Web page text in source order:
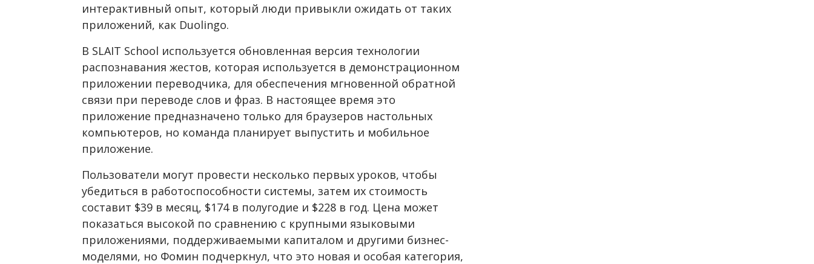
интерактивный опыт, который люди привыкли ожидать от таких
приложений, как Duolingo.
В SLAIT School используется обновленная версия технологии
распознавания жестов, которая используется в демонстрационном
приложении переводчика, для обеспечения мгновенной обратной
связи при переводе слов и фраз. В настоящее время это
приложение предназначено только для браузеров настольных
компьютеров, но команда планирует выпустить и мобильное
приложение.
Пользователи могут провести несколько первых уроков, чтобы
убедиться в работоспособности системы, затем их стоимость
составит $39 в месяц, $174 в полугодие и $228 в год. Цена может
показаться высокой по сравнению с крупными языковыми
приложениями, поддерживаемыми капиталом и другими бизнес-
моделями, но Фомин подчеркнул, что это новая и особая категория,